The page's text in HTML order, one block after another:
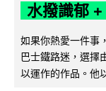
水撥識郁
如果你熱愛一件事
巴士鐵路迷，選擇
以運作的作品。他